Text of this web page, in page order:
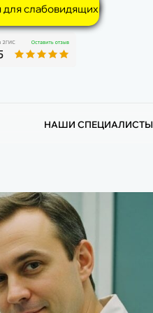
НАШИ СПЕЦИАЛИСТЫ
для слабовидящих